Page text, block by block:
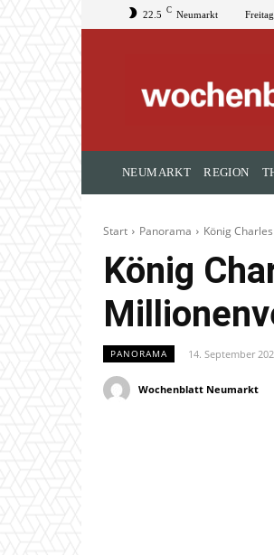
22.5 C Neumarkt
NEUMARKT REGION
Start Panorama König
König
PANORAMA 14. September
Wochenblatt Neumarkt